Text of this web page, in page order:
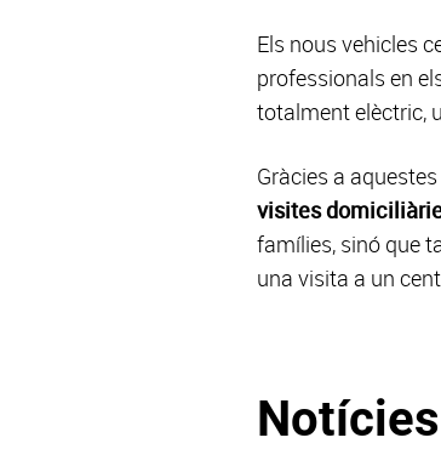
Els nous vehicles
professionals en
totalment elèctric,
Gràcies a
visites
famílies, sinó que
una visita a un